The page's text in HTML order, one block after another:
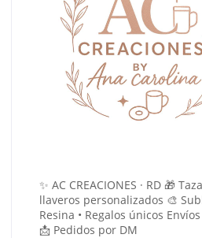
✨ AC CREACIONES · RD 🎁
llaveros personalizados 🎨
Resina • Regalos únicos
📩 Pedidos por DM